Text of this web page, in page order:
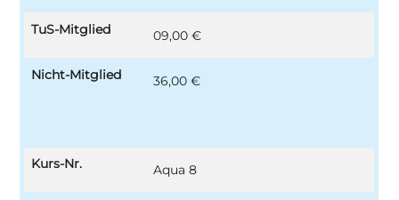
TuS-Mitglied 09,00 €
Nicht-Mitglied 36,00 €
Kurs-Nr. Aqua 8